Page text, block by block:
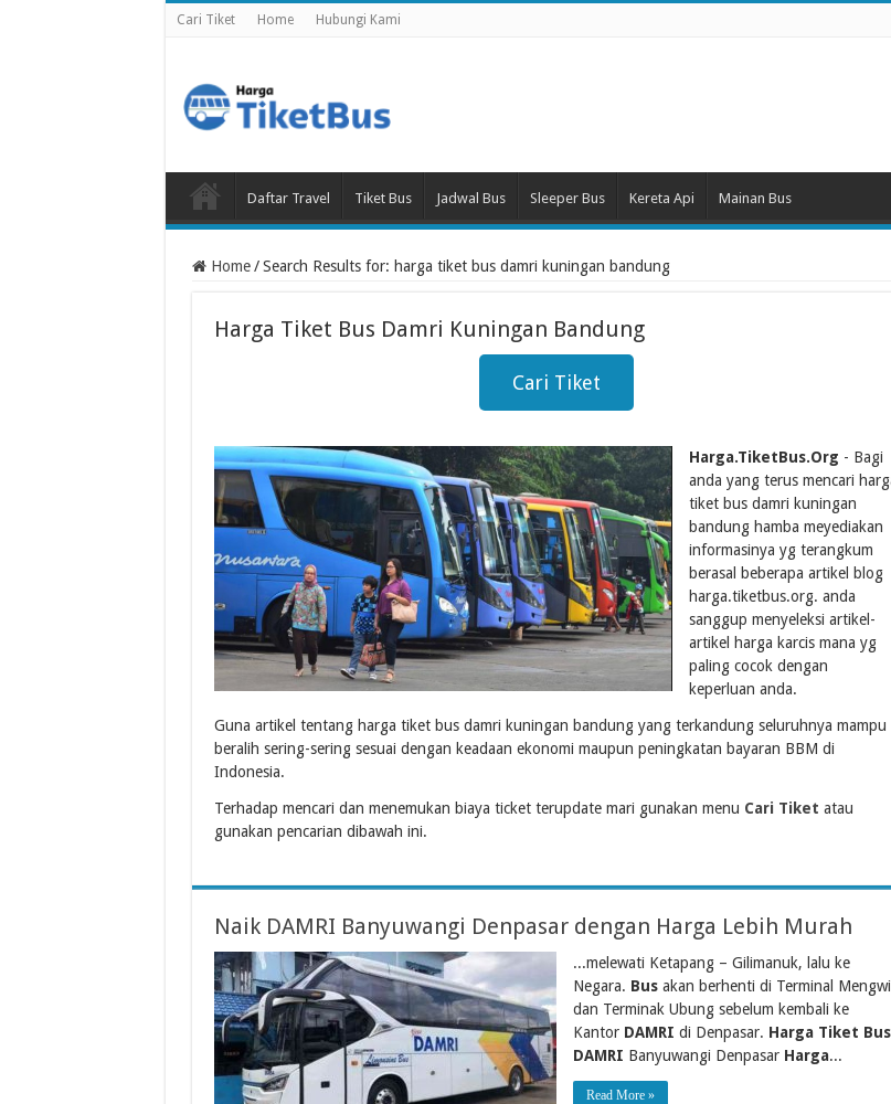
Cari Tiket Home Hubungi Kami
Daftar Travel Tiket Bus Jadwal Bus Sleeper Bus Kereta Api Mainan Bus
Home / Search Results for: harga tiket bus damri kuningan bandung
Harga Tiket Bus Damri Kuningan Bandung
Cari Tiket
Harga.TiketBus.Org - Bagi
anda yang terus mencari
tiket bus damri kuningan
bandung hamba meyediakan
informasinya yg terangkum
berasal beberapa artikel blog
harga.tiketbus.org. anda
sanggup menyeleksi artikel-
artikel harga karcis mana yg
paling cocok dengan
keperluan anda.
Guna artikel tentang harga tiket bus damri kuningan bandung yang terkandung seluruhnya mampu
beralih sering-sering sesuai dengan keadaan ekonomi maupun peningkatan bayaran BBM di
Indonesia.
Terhadap mencari dan menemukan biaya ticket terupdate mari gunakan menu Cari Tiket atau
gunakan pencarian dibawah ini.
Naik DAMRI Banyuwangi Denpasar dengan Harga Lebih Murah
...melewati Ketapang – Gilimanuk, lalu ke
Negara. Busakan berhenti di Terminal Mengwi
dan Terminak Ubung sebelum kembali ke
Kantor DAMRI di Denpasar. Harga Tiket Bus
DAMRI Banyuwangi Denpasar Harga...
Read More »